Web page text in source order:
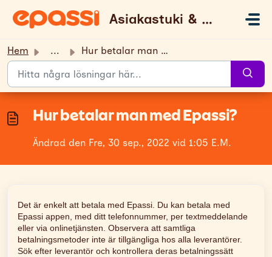
Asiakastuki & UKK
Hem ... Hur betalar man med Epassi?
Hur betalar man med Epassi?
Ändrad den Fre, 30 sep., 2022 vid 1:05 E.M.
Det är enkelt att betala med Epassi. Du kan betala med
Epassi appen, med ditt telefonnummer, per textmeddelande
eller via onlinetjänsten. Observera att samtliga
betalningsmetoder inte är tillgängliga hos alla leverantörer.
Sök efter leverantör och kontrollera deras betalningssätt